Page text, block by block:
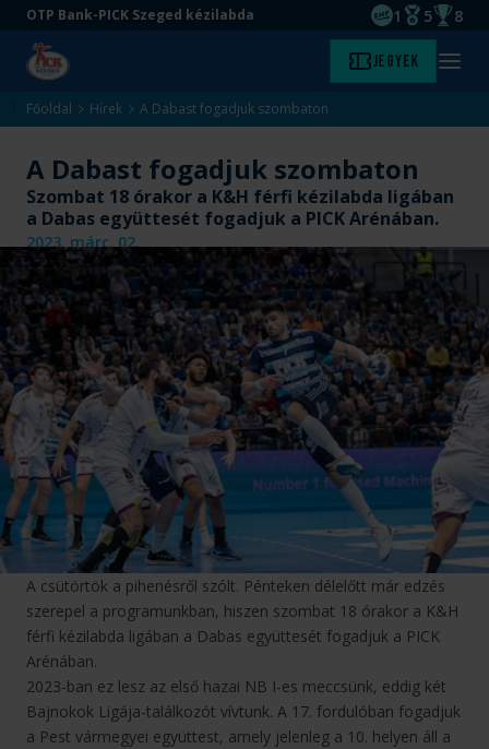
Ugrás
tartalomra
Ugrás
aljára
OTP Bank-PICK Szeged kézilabda
EHF
1
Magyar
5 8
Kezdőlap Jegyek Menü
Főoldal Hírek A Dabast fogadjuk szombaton
A Dabast fogadjuk szombaton
Szombat 18 órakor a K&H férfi kézilabda ligában
a Dabas együttesét fogadjuk a PICK Arénában.
2023. márc. 02.
A csütörtök a pihenésről szólt. Pénteken délelőtt már edzés
szerepel a programunkban, hiszen szombat 18 órakor a K&H
férfi kézilabda ligában a Dabas együttesét fogadjuk a PICK
Arénában.
2023-ban ez lesz az első hazai NB I-es meccsünk, eddig két
Bajnokok Ligája-találkozót vívtunk. A 17. fordulóban fogadjuk
a Pest vármegyei együttest, amely jelenleg a 10. helyen áll a